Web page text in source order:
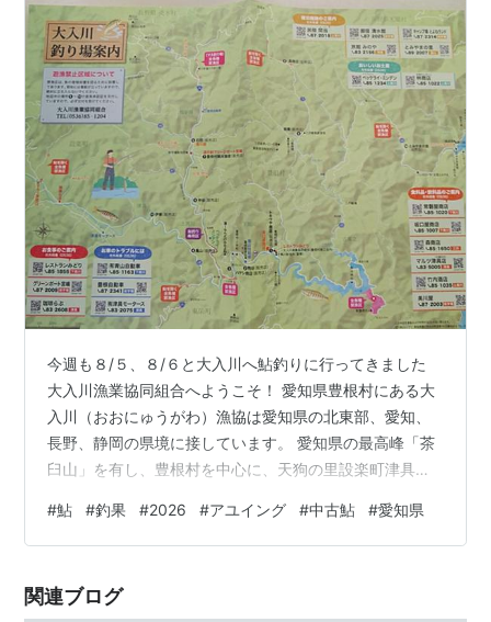
今週も８/５、８/６と大入川へ鮎釣りに行ってきました
大入川漁業協同組合へようこそ！ 愛知県豊根村にある大
入川（おおにゅうがわ）漁協は愛知県の北東部、愛知、
長野、静岡の県境に接しています。 愛知県の最高峰「茶
臼山」を有し、豊根村を中心に、天狗の里設楽町津具、
水系が漁場です。 全国利き鮎会 準グランプリ受賞 8/5 津
具川 20年振りぐらいのポイントへ 1匹目を掛けるのに40
って釣り直し 夕方、瀬の中の石裏のヨレから23cmぐら
#鮎 #釣果 #2026 #アユイング #中古鮎 #愛知県
関連ブログ